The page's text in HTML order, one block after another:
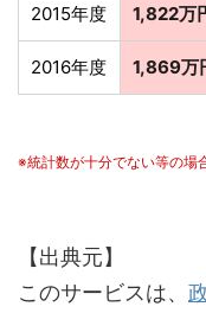
2015年度 1,822万
2016年度 1,869万
※統計数が十分でない等の場
【出典元】
このサービスは、